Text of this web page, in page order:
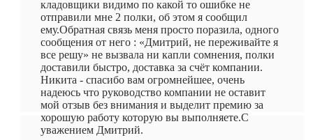
кладовщики видимо по какой то ошибке не
отправили мне 2 полки, об этом я сообщил
ему.Обратная связь меня просто поразила, одного
сообщения от него : «Дмитрий, не переживайте я
все решу» не вызвала ни капли сомнения, полки
доставили быстро, доставка за счёт компании.
Никита - спасибо вам огромнейшее, очень
надеюсь что руководство компании не оставит
мой отзыв без внимания и выделит премию за
хорошую работу которую вы выполняете.С
уважением Дмитрий.